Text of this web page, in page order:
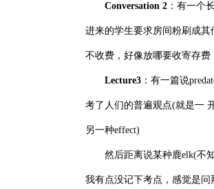
Conversation 2 ：有一个
进来的学生要求房间粉刷成
不收费，好像放哪要收寄存
Lecture3 ：有一篇说
考了人们的普遍观点(就是一
另一种effect)
然后距离说某种鹿elk(不知
我有点没记下考点，感觉是问